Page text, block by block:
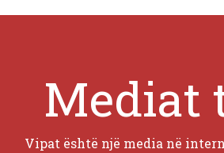
Mediat
Vipat është një media në